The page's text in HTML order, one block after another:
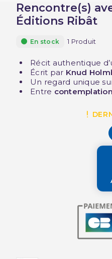
Rencontre(s)
Éditions Ribât
En stock 1 Produit
Récit authentique
Écrit par Knud
Un regard unique
Entre